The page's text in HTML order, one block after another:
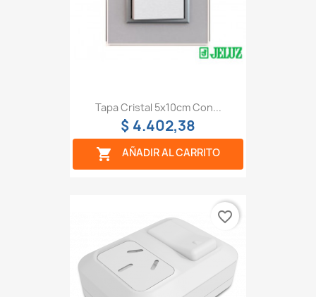
Tapa Cristal 5x10cm Con...
$ 4.402,38
 AÑADIR AL CARRITO
favorite_border